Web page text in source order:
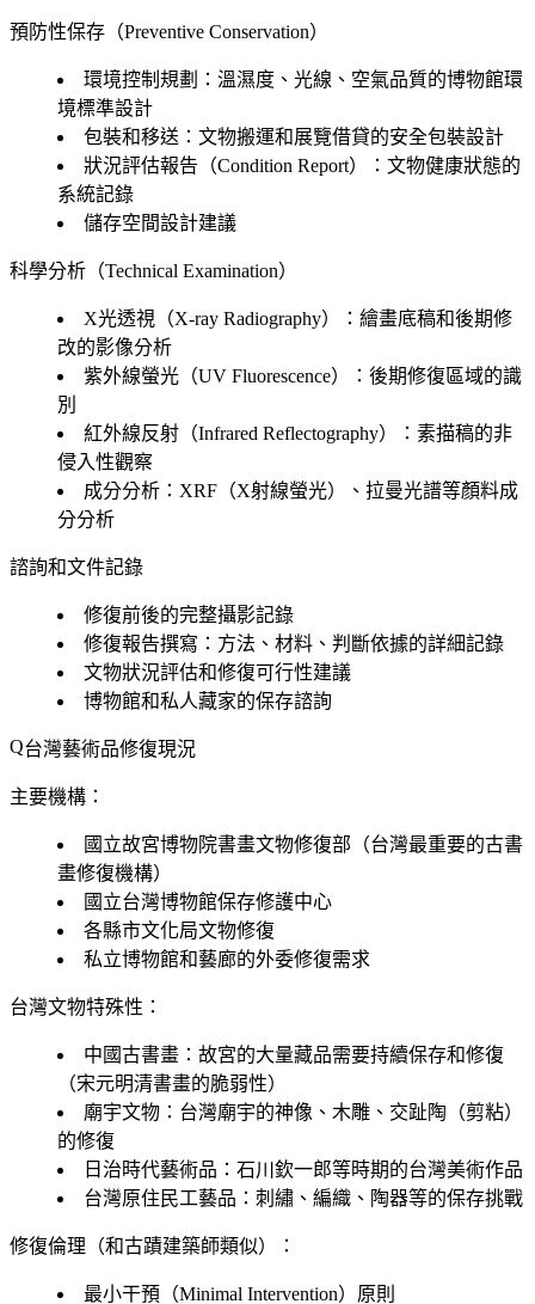
預防性保存（Preventive Conservation）
環境控制規劃：溫濕度、光線、空氣品質的博物館環
境標準設計
包裝和移送：文物搬運和展覽借貸的安全包裝設計
狀況評估報告（Condition Report）：文物健康狀態的
系統記錄
儲存空間設計建議
科學分析（Technical Examination）
X光透視（X-ray Radiography）：繪畫底稿和後期修
改的影像分析
紫外線螢光（UV Fluorescence）：後期修復區域的識
別
紅外線反射（Infrared Reflectography）：素描稿的非
侵入性觀察
成分分析：XRF（X射線螢光）、拉曼光譜等顏料成
分分析
諮詢和文件記錄
修復前後的完整攝影記錄
修復報告撰寫：方法、材料、判斷依據的詳細記錄
文物狀況評估和修復可行性建議
博物館和私人藏家的保存諮詢
台灣藝術品修復現況
主要機構：
國立故宮博物院書畫文物修復部（台灣最重要的古書
畫修復機構）
國立台灣博物館保存修護中心
各縣市文化局文物修復
私立博物館和藝廊的外委修復需求
台灣文物特殊性：
中國古書畫：故宮的大量藏品需要持續保存和修復
（宋元明清書畫的脆弱性）
廟宇文物：台灣廟宇的神像、木雕、交趾陶（剪粘）
的修復
日治時代藝術品：石川欽一郎等時期的台灣美術作品
台灣原住民工藝品：刺繡、編織、陶器等的保存挑戰
修復倫理（和古蹟建築師類似）：
最小干預（Minimal Intervention）原則